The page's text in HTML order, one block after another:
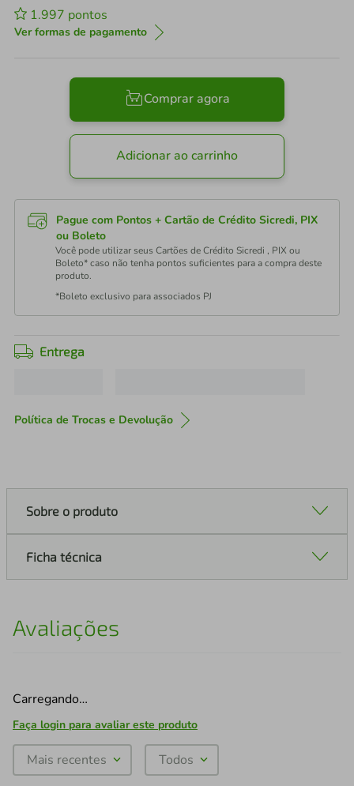
1.997 pontos
Ver formas de pagamento
Comprar agora
Adicionar ao carrinho
Pague com Pontos + Cartão de Crédito Sicredi, PIX
ou Boleto
Você pode utilizar seus Cartões de Crédito Sicredi , PIX ou
Boleto* caso não tenha pontos suficientes para a compra deste
produto.
*Boleto exclusivo para associados PJ
Entrega
Política de Trocas e Devolução
Sobre o produto
Ficha técnica
Avaliações
Carregando…
Faça login para avaliar este produto
Mais recentes Todos